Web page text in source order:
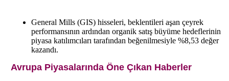
General Mills (GIS) hisseleri, beklentileri aşan çeyrek
performansının ardından organik satış büyüme hedeflerinin
piyasa katılımcıları tarafından beğenilmesiyle %8,53 değer
kazandı.
Avrupa Piyasalarında Öne Çıkan Haberler